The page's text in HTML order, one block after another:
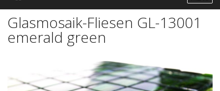
Glasmosaik-Fliesen GL-13001
emerald green